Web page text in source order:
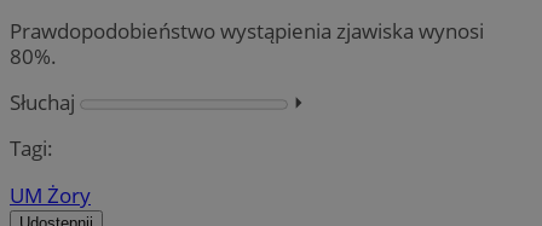
Prawdopodobieństwo wystąpienia zjawiska wynosi
80%.
Słuchaj
⏵︎
Tagi:
UM Żory